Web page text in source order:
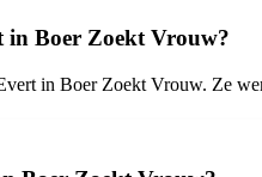
in Boer Zoekt Vrouw?
in Boer Zoekt Vrouw. Ze